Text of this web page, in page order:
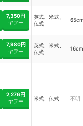
7,350円
ヤフー
英式、米式、
仏式
7,980円
ヤフー
英式、米式、
仏式
16cm
2,276円
ヤフー
米式、仏式 不明